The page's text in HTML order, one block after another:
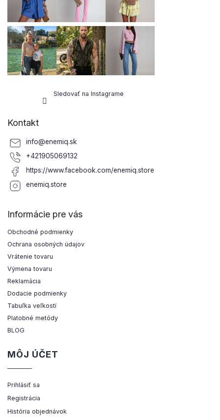
Sledovať na Instagrame
Kontakt
info@enemiq.sk
+421905069132
https://www.facebook.com/enemiq.store
enemiq.store
Informácie pre vás
Obchodné podmienky
Ochrana osobných údajov
Vrátenie tovaru
Výmena tovaru
Reklamácia
Dodacie podmienky
Tabuľka veľkostí
Platobné metódy
BLOG
MÔJ ÚČET
Prihlásiť sa
Registrácia
História objednávok